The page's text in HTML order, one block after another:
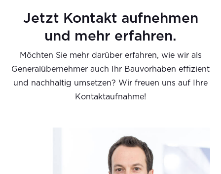
Jetzt Kontakt aufnehmen
und mehr erfahren.
Möchten Sie mehr darüber erfahren, wie wir als
Generalübernehmer auch Ihr Bauvorhaben effizient
und nachhaltig umsetzen? Wir freuen uns auf Ihre
Kontaktaufnahme!